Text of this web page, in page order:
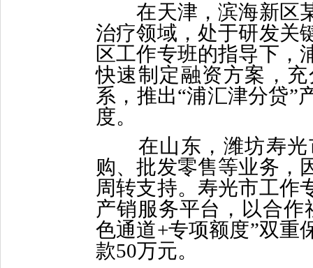
在天津，滨海新区某
治疗领域，处于研发关
区工作专班的指导下，
快速制定融资方案，
系，推出“浦汇津分贷”
度。
在山东，潍坊寿光
购、批发零售等业务，
周转支持。寿光市工作
产销服务平台，以合
色通道+专项额度”双重
款50万元。